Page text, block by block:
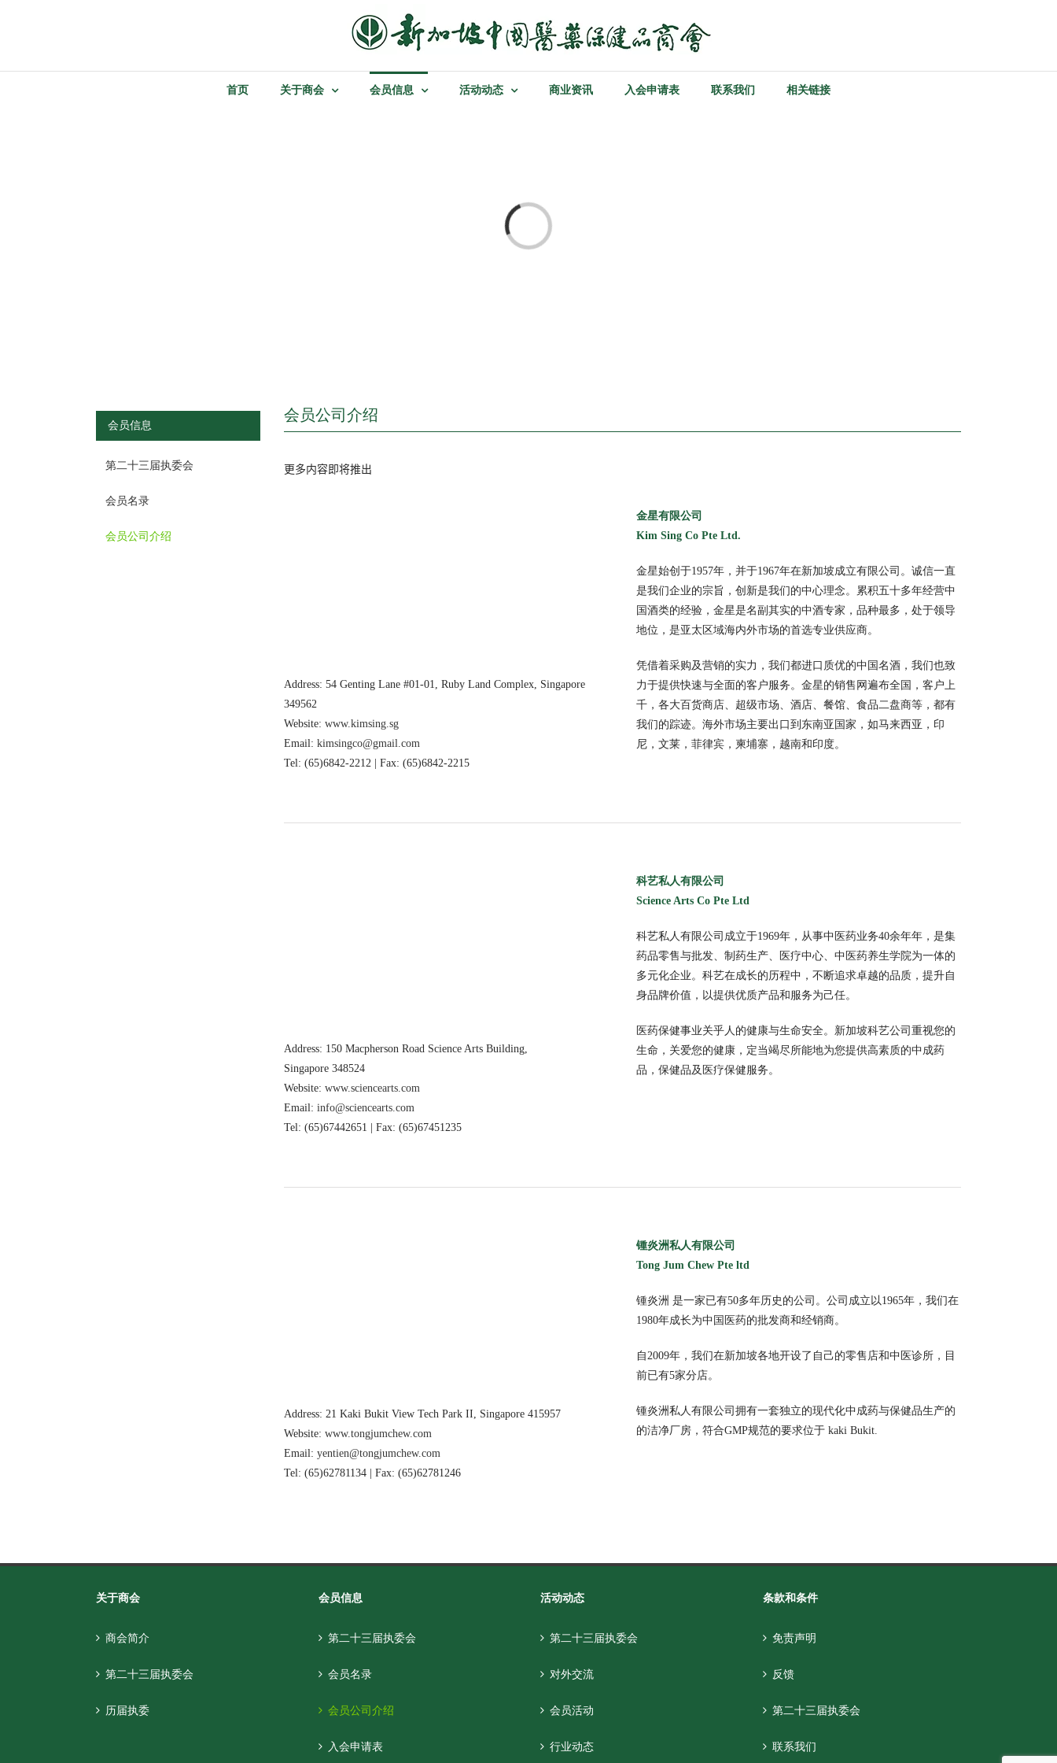
首页 关于商会 会员信息 活动动态 商业资讯 入会申请表 联系我们 相关链接
Loading...
会员公司介绍
更多内容即将推出
Address: 54 Genting Lane #01-01, Ruby Land Complex, Singapore
349562
Website: www.kimsing.sg
Email: kimsingco@gmail.com
Tel: (65)6842-2212 | Fax: (65)6842-2215
金星有限公司
Kim Sing Co Pte Ltd.
金星始创于1957年，并于1967年在新加坡成立有限公司。诚信一直
是我们企业的宗旨，创新是我们的中心理念。累积五十多年经营中
国酒类的经验，金星是名副其实的中酒专家，品种最多，处于领导
地位，是亚太区域海内外市场的首选专业供应商。
凭借着采购及营销的实力，我们都进口质优的中国名酒，我们也致
力于提供快速与全面的客户服务。金星的销售网遍布全国，客户上
千，各大百货商店、超级市场、酒店、餐馆、食品二盘商等，都有
我们的踪迹。海外市场主要出口到东南亚国家，如马来西亚，印
尼，文莱，菲律宾，柬埔寨，越南和印度。
Address: 150 Macpherson Road Science Arts Building,
Singapore 348524
Website: www.sciencearts.com
Email: info@sciencearts.com
Tel: (65)67442651 | Fax: (65)67451235
科艺私人有限公司
Science Arts Co Pte Ltd
科艺私人有限公司成立于1969年，从事中医药业务40余年年，是集
药品零售与批发、制药生产、医疗中心、中医药养生学院为一体的
多元化企业。科艺在成长的历程中，不断追求卓越的品质，提升自
身品牌价值，以提供优质产品和服务为己任。
医药保健事业关乎人的健康与生命安全。新加坡科艺公司重视您的
生命，关爱您的健康，定当竭尽所能地为您提供高素质的中成药
品，保健品及医疗保健服务。
Address: 21 Kaki Bukit View Tech Park II, Singapore 415957
Website: www.tongjumchew.com
Email: yentien@tongjumchew.com
Tel: (65)62781134 | Fax: (65)62781246
锺炎洲私人有限公司
Tong Jum Chew Pte ltd
锺炎洲 是一家已有50多年历史的公司。公司成立以1965年，我们在
1980年成长为中国医药的批发商和经销商。
自2009年，我们在新加坡各地开设了自己的零售店和中医诊所，目
前已有5家分店。
锺炎洲私人有限公司拥有一套独立的现代化中成药与保健品生产的
的洁净厂房，符合GMP规范的要求位于 kaki Bukit.
会员信息
第二十三届执委会
会员名录
会员公司介绍
关于商会
商会简介
第二十三届执委会
历届执委
会员信息
第二十三届执委会
会员名录
会员公司介绍
入会申请表
活动动态
第二十三届执委会
对外交流
会员活动
行业动态
条款和条件
免责声明
反馈
第二十三届执委会
联系我们